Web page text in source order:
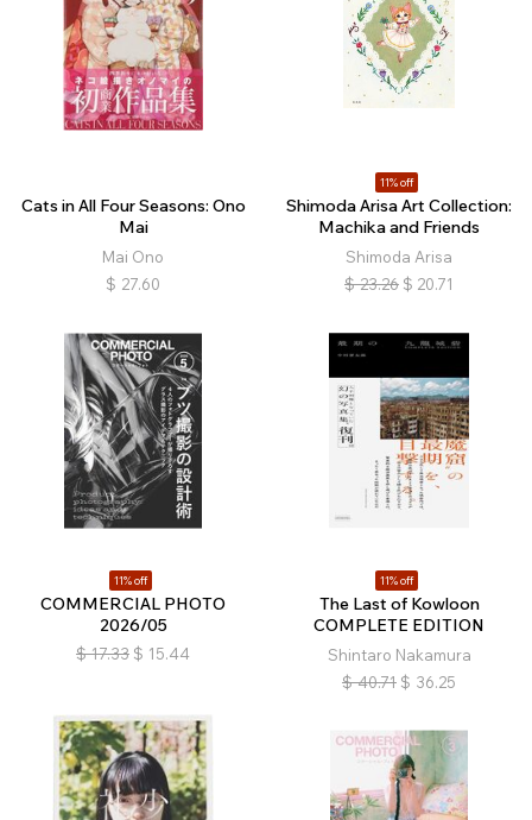
Cats in All Four Seasons: Ono
Mai
Mai Ono
$ 27.60
11% off
Shimoda Arisa Art Collection:
Machika and Friends
Shimoda Arisa
$ 23.26 $ 20.71
11% off
COMMERCIAL PHOTO
2026/05
$ 17.33 $ 15.44
11% off
The Last of Kowloon
COMPLETE EDITION
Shintaro Nakamura
$ 40.71 $ 36.25